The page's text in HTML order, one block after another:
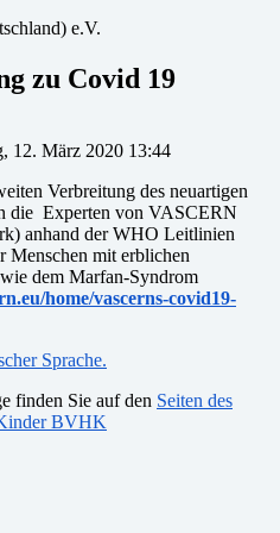
e.V.
zu Covid 19
12. März 2020 13:44
Verbreitung des neuartigen
die Experten von VASCERN
anhand der WHO Leitlinien
Menschen mit erblichen
dem Marfan-Syndrom
home/vascerns-covid19-
Sprache.
finden Sie auf den Seiten des
BVHK